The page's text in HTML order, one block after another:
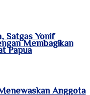
Satgas Yonif
Membagikan
Papua
Anggota